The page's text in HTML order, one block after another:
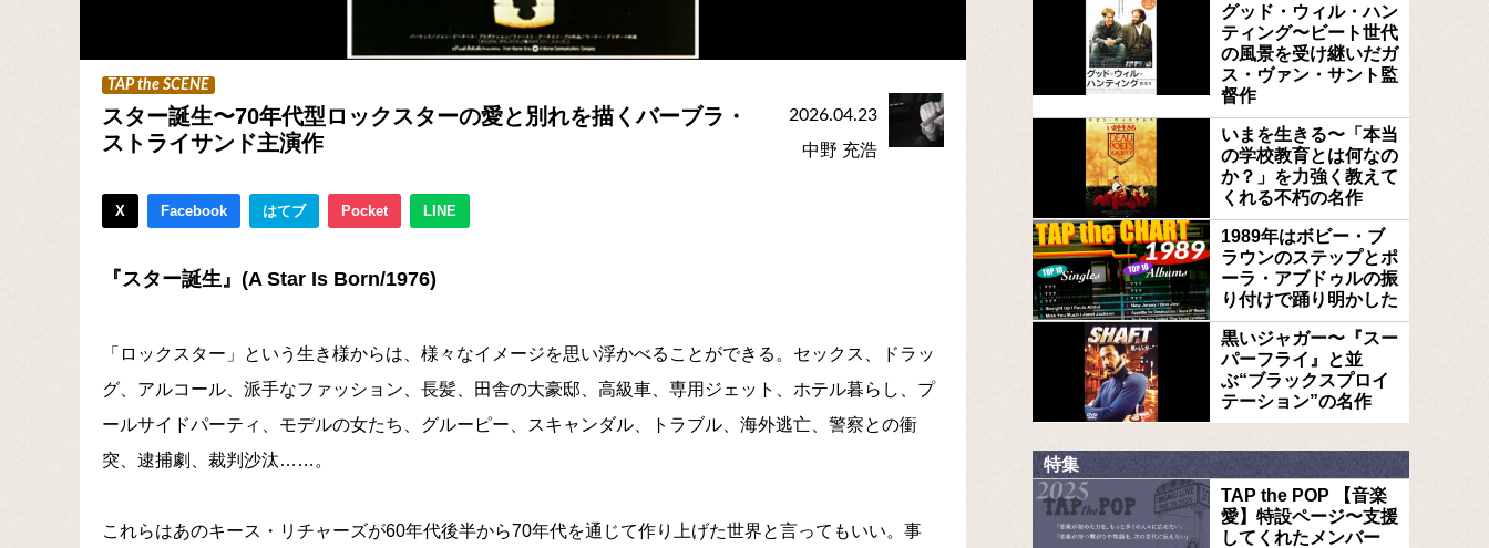
TAP the SCENE
スター誕生〜70年代型ロックスターの愛と別れを描くバーブラ・
ストライサンド主演作
2026.04.23
中野 充浩
X Facebook はてブ Pocket LINE
『スター誕生』(A Star Is Born/1976)
「ロックスター」という生き様からは、様々なイメージを思い浮かべることができる。セックス、ドラッ
グ、アルコール、派手なファッション、長髪、田舎の大豪邸、高級車、専用ジェット、ホテル暮らし、プ
ールサイドパーティ、モデルの女たち、グルーピー、スキャンダル、トラブル、海外逃亡、警察との衝
突、逮捕劇、裁判沙汰……。
これらはあのキース・リチャーズが60年代後半から70年代を通じて作り上げた世界と言ってもいい。事
グッド・ウィル・ハン
ティング〜ビート世代
の風景を受け継いだガ
ス・ヴァン・サント監
督作
いまを生きる〜「本当
の学校教育とは何なの
か？」を力強く教えて
くれる不朽の名作
1989年はボビー・ブ
ラウンのステップとポ
ーラ・アブドゥルの振
り付けで踊り明かした
黒いジャガー〜『スー
パーフライ』と並
ぶ“ブラックスプロイ
テーション”の名作
特集
TAP the POP 【音楽
愛】特設ページ〜支援
してくれたメンバー